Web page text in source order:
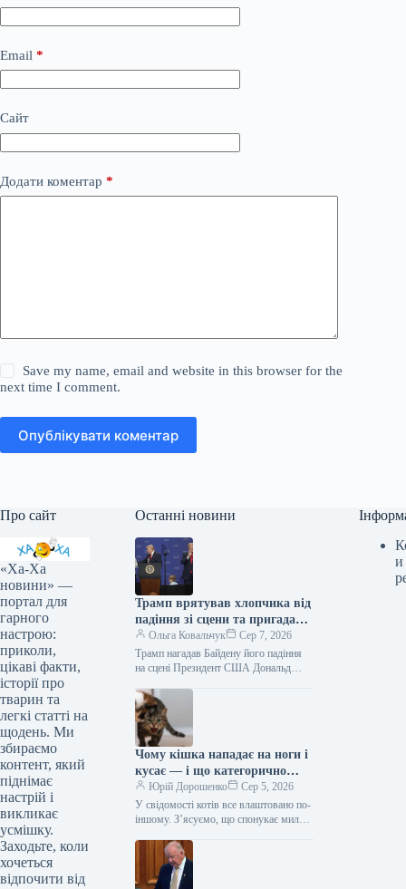
Email *
Сайт
Додати коментар *
Save my name, email and website in this browser for the
next time I comment.
Опублікувати коментар
Про сайт
«Ха-Ха
новини» —
портал для
гарного
настрою:
приколи,
цікаві факти,
історії про
тварин та
легкі статті на
щодень. Ми
збираємо
контент, який
піднімає
настрій і
викликає
усмішку.
Заходьте, коли
хочеться
відпочити від
Останні новини
Трамп врятував хлопчика від
падіння зі сцени та пригадав
Байдена (відео)
Ольга Ковальчук
Сер 7, 2026
Трамп нагадав Байдену його падіння
на сцені Президент США Дональд
сцени та обмовився про…
Чому кішка нападає на ноги і
кусає — і що категорично
заборонено робити у відповідь
Юрій Дорошенко
Сер 5, 2026
У свідомості котів все влаштовано по-
іншому. З’ясуємо, що спонукає милу
домашнього бешкетника, і як
повернути спокій…
и